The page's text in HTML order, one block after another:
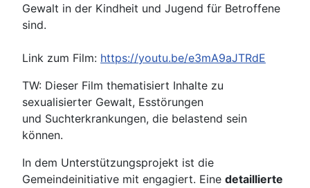
Gewalt in der Kindheit und Jugend für Betroffene
sind.
Link zum Film: https://youtu.be/e3mA9aJTRdE
TW: Dieser Film thematisiert Inhalte zu
sexualisierter Gewalt, Esstörungen
und Suchterkrankungen, die belastend sein
können.
In dem Unterstützungsprojekt ist die
Gemeindeinitiative mit engagiert. Eine detaillierte